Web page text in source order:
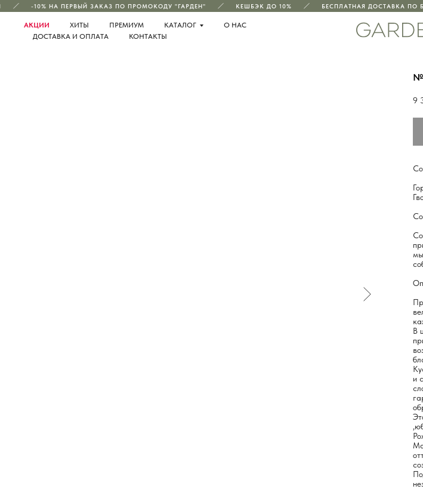
-10% НА ПЕРВЫЙ ЗАКАЗ ПО ПРОМОКОДУ "ГАРДЕН" КЕШБЭК ДО 10% БЕСПЛАТНАЯ ДОСТАВКА ПО
АКЦИИ ХИТЫ ПРЕМИУМ КАТАЛОГ
О НАС
ДОСТАВКА И ОПЛАТА
КОНТАКТЫ
9
В
и